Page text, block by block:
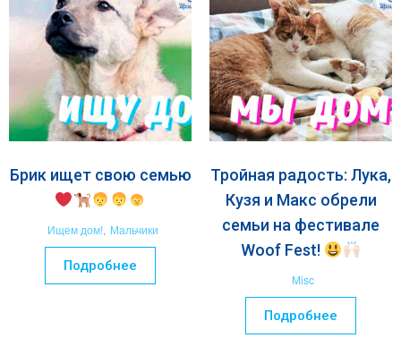
Брик ищет свою семью
Ищем дом!, Мальчики
Подробнее
Тройная радость: Лука,
Кузя и Макс обрели
семьи на фестивале
Woof Fest!
Misc
Подробнее